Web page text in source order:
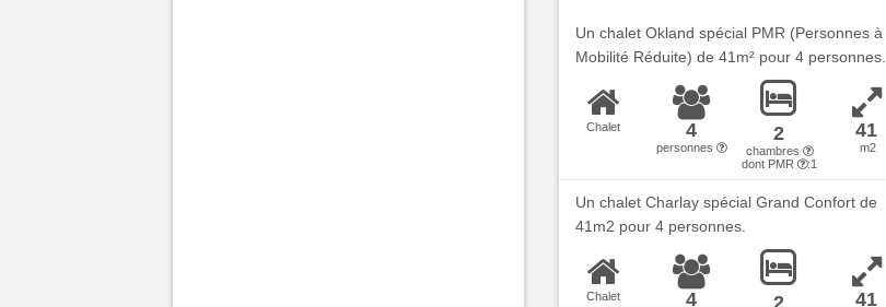
Un chalet Okland spécial PMR (Personnes à
Mobilité Réduite) de 41m² pour 4 personnes.
Chalet 4
personnes
2
chambres
dont PMR
:1
41
m2
Un chalet Charlay spécial Grand Confort de
41m2 pour 4 personnes.
Chalet 4 2 41